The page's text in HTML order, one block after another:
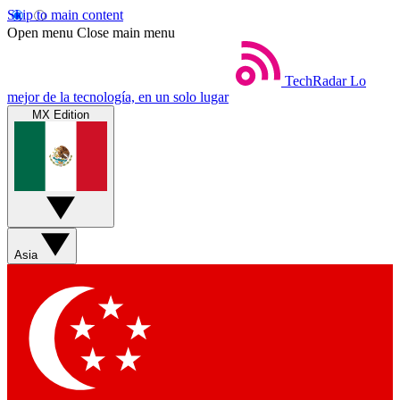
Skip to main content
Open menu Close main menu
TechRadar Lo
mejor de la tecnología, en un solo lugar
MX Edition
Asia